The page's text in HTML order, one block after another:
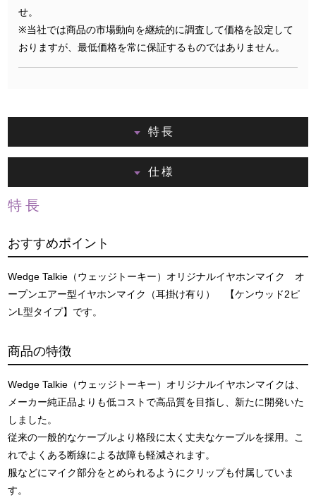
せ。
※当社では商品の市場動向を継続的に調査して価格を設定して
おりますが、最低価格を常に保証するものではありません。
特長
仕様
特長
おすすめポイント
Wedge Talkie（ウェッジトーキー）オリジナルイヤホンマイク オ
ープンエアー型イヤホンマイク（耳掛け有り） 【ケンウッド2ピ
ンL型タイプ】です。
商品の特徴
Wedge Talkie（ウェッジトーキー）オリジナルイヤホンマイクは、
メーカー純正品よりも低コストで高品質を目指し、新たに開発いた
しました。
従来の一般的なケーブルより格段に太く丈夫なケーブルを採用。こ
れでよくある断線による故障も軽減されます。
服などにマイク部分をとめられるようにクリップも付属していま
す。